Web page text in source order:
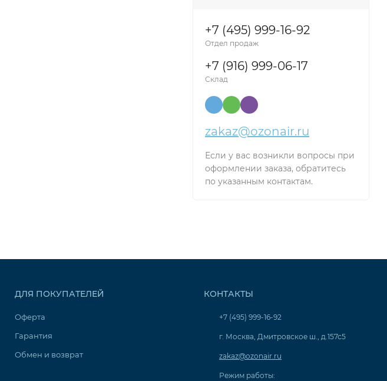
+7 (495) 999-16-92
Отдел продаж
+7 (916) 999-06-17
Склад
zakaz@ozonair.ru
Если у вас возникли вопросы при
оформлении заказа, обратитесь
по указанным контактам.
ДЛЯ ПОКУПАТЕЛЕЙ
Оферта
Гарантия
Обмен и возврат
КОНТАКТЫ
+7 (495) 999-16-92
г. Москва, Дмитровское ш., д.157с5
zakaz@ozonair.ru
Режим работы: